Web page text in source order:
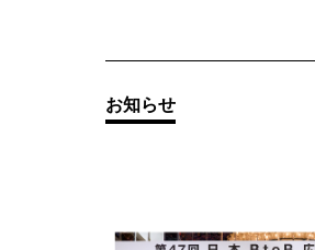
その他の
お知らせ